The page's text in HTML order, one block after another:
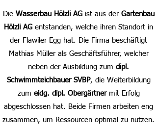
Die Wasserbau Hölzli AGist aus der Gartenbau
Hölzli AG entstanden, welche ihren Standort in
der Flawiler Egg hat. Die Firma beschäftigt
Mathias Müller als Geschäftsführer, welcher
neben der Ausbildung zum dipl.
Schwimmteichbauer SVBP, die Weiterbildung
zum eidg. dipl. Obergärtnermit Erfolg
abgeschlossen hat. Beide Firmen arbeiten eng
zusammen, um Ressourcen optimal zu nutzen.